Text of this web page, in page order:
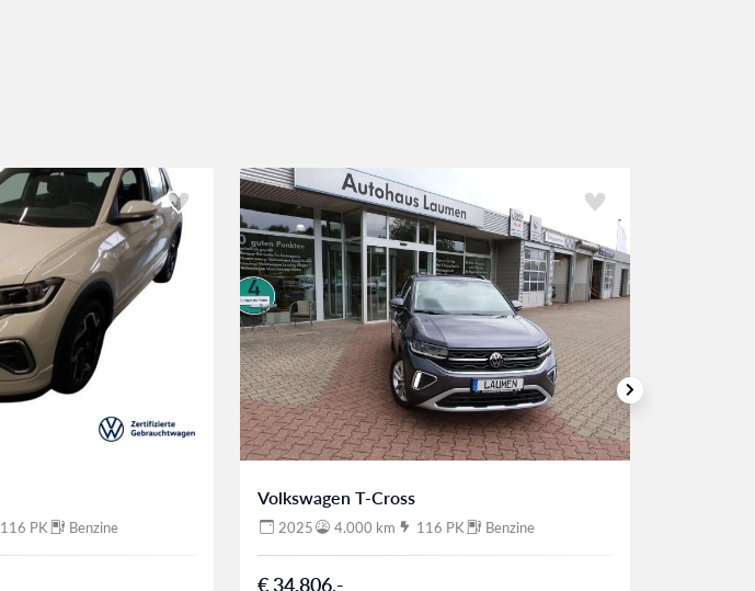
116 PK Benzine
Volkswagen T-Cross
2025 4.000 km 116 PK Benzine
€ 34.806,-